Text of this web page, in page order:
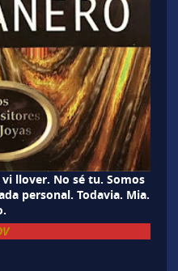
llover. No sé tu. Somos
personal. Todavia. Mia.